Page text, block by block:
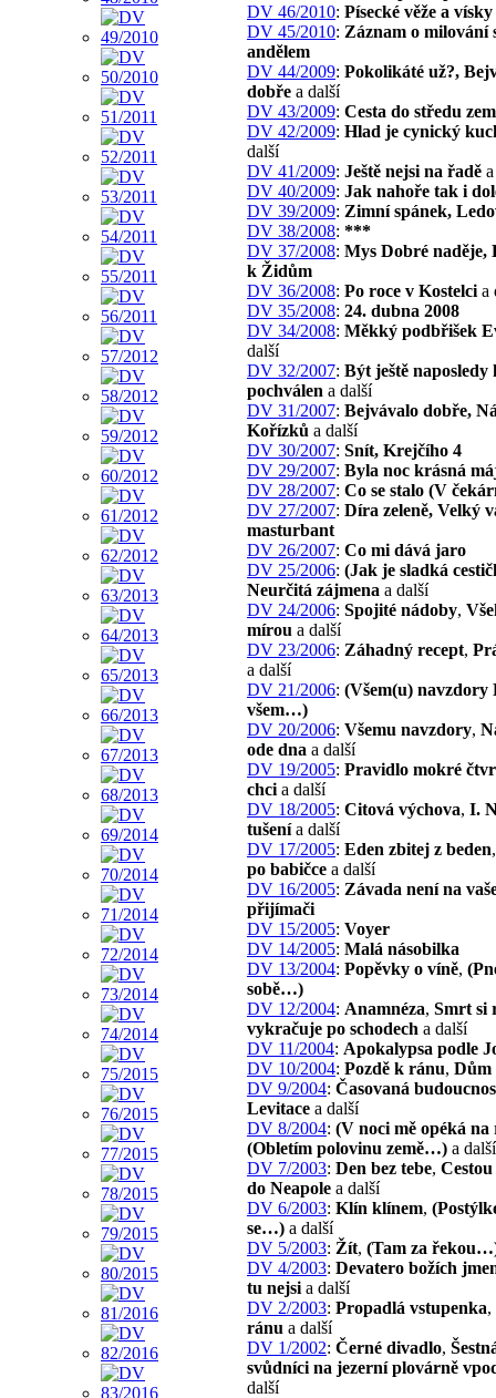
DV 46/2010: Písecké věže a vísky
DV 45/2010: Záznam o milování
andělem
DV 44/2009: Pokolikáté už?,
dobře a další
DV 43/2009: Cesta do středu
DV 42/2009: Hlad je cynický
další
DV 41/2009: Ještě nejsi na řadě
DV 40/2009: Jak nahoře tak i
DV 39/2009: Zimní spánek,
DV 38/2008: ***
DV 37/2008: Mys Dobré naděje,
k Židům
DV 36/2008: Po roce v Kostelci a
DV 35/2008: 24. dubna 2008
DV 34/2008: Měkký podbřišek
další
DV 32/2007: Být ještě naposledy
pochválen a další
DV 31/2007: Bejvávalo dobře,
Kořízků a další
DV 30/2007: Snít, Krejčího 4
DV 29/2007: Byla noc krásná
DV 28/2007: Co se stalo (V
DV 27/2007: Díra zeleně, Velký
masturbant
DV 26/2007: Co mi dává jaro
DV 25/2006: (Jak je sladká
Neurčitá zájmena a další
DV 24/2006: Spojité nádoby,
mírou a další
DV 23/2006: Záhadný recept,
a další
DV 21/2006: (Všem(u) navzdory
všem…)
DV 20/2006: Všemu navzdory,
ode dna a další
DV 19/2005: Pravidlo mokré
chci a další
DV 18/2005: Citová výchova, I.
tušenía další
DV 17/2005: Eden zbitej z beden
po babičce a další
DV 16/2005: Závada není na
přijímači
DV 15/2005: Voyer
DV 14/2005: Malá násobilka
DV 13/2004: Popěvky o víně,
sobě…)
DV 12/2004: Anamnéza, Smrt si
vykračuje po schodech a další
DV 11/2004: Apokalypsa podle
DV 10/2004: Pozdě k ránu, Dům
DV 9/2004: Časovaná
Levitace a další
DV 8/2004: (V noci mě opéká
(Obletím polovinu země…) a další
DV 7/2003: Den bez tebe,
do Neapole a další
DV 6/2003: Klín klínem,
se…) a další
DV 5/2003: Žít, (Tam za
DV 4/2003: Devatero božích
tu nejsi a další
DV 2/2003: Propadlá vstupenka,
ránu a další
DV 1/2002: Černé divadlo,
svůdníci na jezerní plovárně
další